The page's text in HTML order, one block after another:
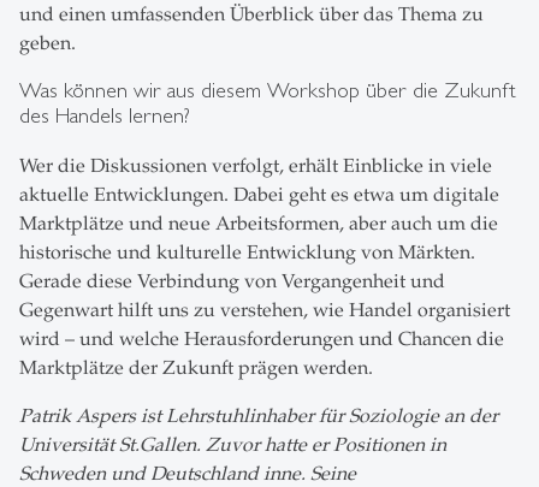
und einen umfassenden Überblick über das Thema zu
geben.
Was können wir aus diesem Workshop über die Zukunft
des Handels lernen?
Wer die Diskussionen verfolgt, erhält Einblicke in viele
aktuelle Entwicklungen. Dabei geht es etwa um digitale
Marktplätze und neue Arbeitsformen, aber auch um die
historische und kulturelle Entwicklung von Märkten.
Gerade diese Verbindung von Vergangenheit und
Gegenwart hilft uns zu verstehen, wie Handel organisiert
wird – und welche Herausforderungen und Chancen die
Marktplätze der Zukunft prägen werden.
Patrik Aspers ist Lehrstuhlinhaber für Soziologie an der
Universität St.Gallen. Zuvor hatte er Positionen in
Schweden und Deutschland inne. Seine